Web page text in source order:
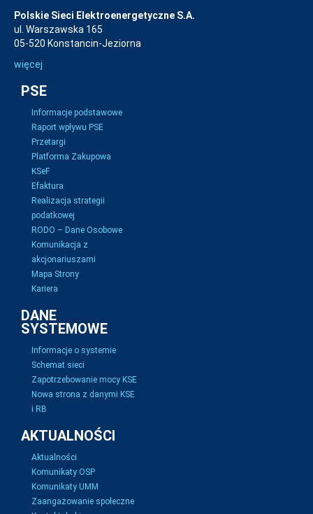
Polskie Sieci Elektroenergetyczne S.A.
ul. Warszawska 165
05-520 Konstancin-Jeziorna
więcej
PSE
Informacje podstawowe
Raport wpływu PSE
Przetargi
Platforma Zakupowa
KSeF
Efaktura
Realizacja strategii
podatkowej
RODO – Dane Osobowe
Komunikacja z
akcjonariuszami
Mapa Strony
Kariera
DANE
SYSTEMOWE
Informacje o systemie
Schemat sieci
Zapotrzebowanie mocy KSE
Nowa strona z danymi KSE
i RB
AKTUALNOŚCI
Aktualności
Komunikaty OSP
Komunikaty UMM
Zaangażowanie społeczne